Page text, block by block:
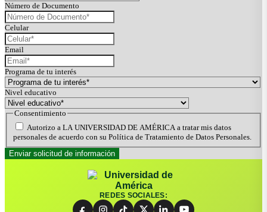
Número de Documento
Celular
Email
Programa de tu interés
Nivel educativo
Consentimiento
Autorizo a LA UNIVERSIDAD DE AMÉRICA a tratar mis datos
personales de acuerdo con su Política de Tratamiento de Datos Personales.
REDES SOCIALES: